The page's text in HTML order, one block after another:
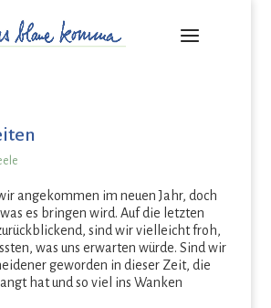
angekommen im neuen Jahr, doch
es bringen wird. Auf die letzten
sind wir vielleicht froh,
was uns erwarten würde. Sind wir
geworden in dieser Zeit, die
hat und so viel ins Wanken